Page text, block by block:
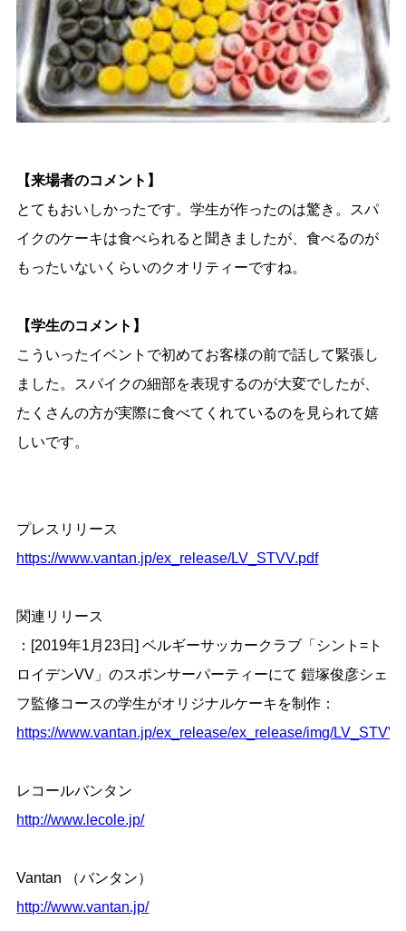
【来場者のコメント】
とてもおいしかったです。学生が作ったのは驚き。スパ
イクのケーキは食べられると聞きましたが、食べるのが
もったいないくらいのクオリティーですね。
【学生のコメント】
こういったイベントで初めてお客様の前で話して緊張し
ました。スパイクの細部を表現するのが大変でしたが、
たくさんの方が実際に食べてくれているのを見られて嬉
しいです。
プレスリリース
https://www.vantan.jp/ex_release/LV_STVV.pdf
関連リリース
：[2019年1 月 23日]ベルギーサッカークラブ「シント= ト
ロイデンVV 」のスポンサーパーティーにて 鎧塚俊彦シェ
フ監修コースの学生がオリジナルケーキを制作：
https://www.vantan.jp/ex_release/ex_release/img/
レコールバンタン
http://www.lecole.jp/
Vantan （バンタン）
http://www.vantan.jp/